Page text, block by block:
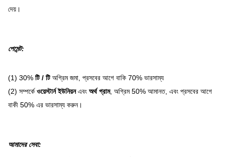
দেয়।
পেমেন্ট:
(1) 30% টি / টিঅগ্রিম জমা, প্রসবের আগে বাকি 70% ভারসাম্য
(2) সম্পর্কেওয়েস্টার্ন ইউনিয়নএবং অর্থ গ্রাম, অগ্রিম 50% আমানত, এবং প্রসবের আগে
বাকী 50% এর ভারসাম্য করুন।
আমাদের সেবা: